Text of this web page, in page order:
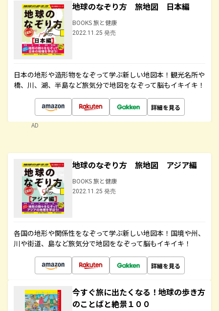
地球のなぞり方 旅地図 日本編
BOOKS 旅と健康
2022.11.25 発売
日本の地形や造形物をなぞって学ぶ新しい地図本！観光名所や
橋、川、湖、半島など旅気分で地図をなぞって脳もイキイキ！
詳細を見る
AD
地球のなぞり方 旅地図 アジア編
BOOKS 旅と健康
2022.11.25 発売
各国の地形や関係性をなぞって学ぶ新しい地図本！国境や州、
川や街道、島など旅気分で地図をなぞって脳もイキイキ！
詳細を見る
今すぐ旅に出たくなる！地球の歩き方
のことばと絶景１００